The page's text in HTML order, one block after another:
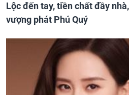
Lộc đến tay, tiền chất đầy
vượng phát Phú Quý